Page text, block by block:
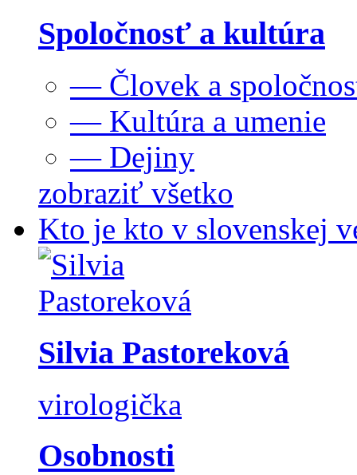
Spoločnosť a kultúra
— Človek a
— Kultúra a umenie
— Dejiny
zobraziť všetko
Kto je kto v slovenskej
Silvia Pastoreková
virologička
Osobnosti